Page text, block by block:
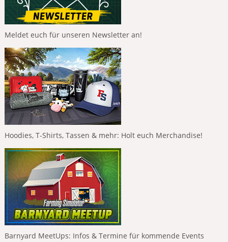
Meldet euch für unseren Newsletter an!
Hoodies, T-Shirts, Tassen & mehr: Holt euch Merchandise!
Barnyard MeetUps: Infos & Termine für kommende Events